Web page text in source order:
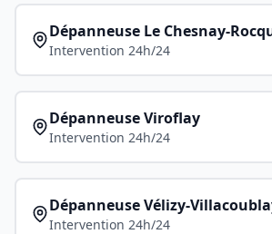
Dépanneuse Le Chesnay-
Intervention 24h/24
DépanneuseViroflay
Intervention 24h/24
DépanneuseVélizy-
Intervention 24h/24